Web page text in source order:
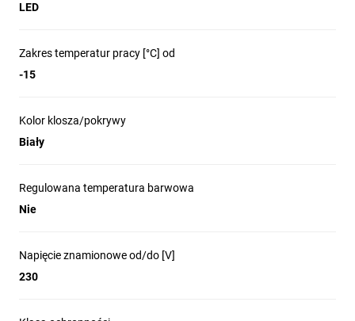
LED
Zakres temperatur pracy [°C] od
-15
Kolor klosza/pokrywy
Biały
Regulowana temperatura barwowa
Nie
Napięcie znamionowe od/do [V]
230